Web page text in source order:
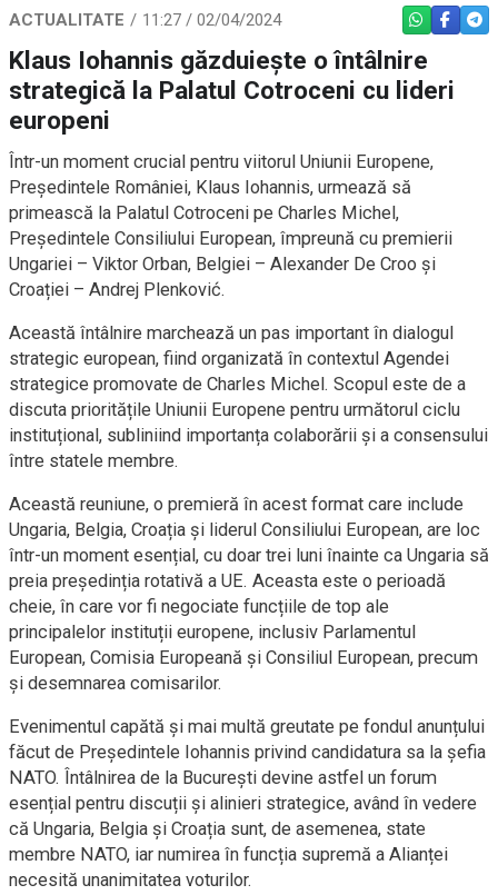
ACTUALITATE 11:27 / 02/04/2024 WHATSAPP
Klaus Iohannis găzduiește o întâlnire
strategică la Palatul Cotroceni cu lideri
europeni
Într-un moment crucial pentru viitorul Uniunii Europene,
Președintele României, Klaus Iohannis, urmează să
primească la Palatul Cotroceni pe Charles Michel,
Președintele Consiliului European, împreună cu premierii
Ungariei – Viktor Orban, Belgiei – Alexander De Croo și
Croației – Andrej Plenković.
Această întâlnire marchează un pas important în dialogul
strategic european, fiind organizată în contextul Agendei
strategice promovate de Charles Michel. Scopul este de a
discuta prioritățile Uniunii Europene pentru următorul ciclu
instituțional, subliniind importanța colaborării și a consensului
între statele membre.
Această reuniune, o premieră în acest format care include
Ungaria, Belgia, Croația și liderul Consiliului European, are loc
într-un moment esențial, cu doar trei luni înainte ca Ungaria să
preia președinția rotativă a UE. Aceasta este o perioadă
cheie, în care vor fi negociate funcțiile de top ale
principalelor instituții europene, inclusiv Parlamentul
European, Comisia Europeană și Consiliul European, precum
și desemnarea comisarilor.
Evenimentul capătă și mai multă greutate pe fondul anunțului
făcut de Președintele Iohannis privind candidatura sa la șefia
NATO. Întâlnirea de la București devine astfel un forum
esențial pentru discuții și alinieri strategice, având în vedere
că Ungaria, Belgia și Croația sunt, de asemenea, state
membre NATO, iar numirea în funcția supremă a Alianței
necesită unanimitatea voturilor.